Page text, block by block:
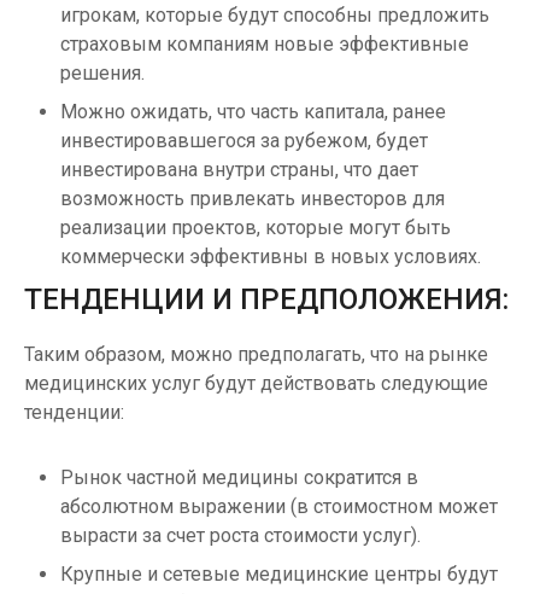
игрокам, которые будут способны предложить
страховым компаниям новые эффективные
решения.
Можно ожидать, что часть капитала, ранее
инвестировавшегося за рубежом, будет
инвестирована внутри страны, что дает
возможность привлекать инвесторов для
реализации проектов, которые могут быть
коммерчески эффективны в новых условиях.
ТЕНДЕНЦИИ И ПРЕДПОЛОЖЕНИЯ:
Таким образом, можно предполагать, что на рынке
медицинских услуг будут действовать следующие
тенденции:
Рынок частной медицины сократится в
абсолютном выражении (в стоимостном может
вырасти за счет роста стоимости услуг).
Крупные и сетевые медицинские центры будут